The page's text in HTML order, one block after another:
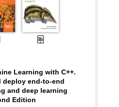
Learning with C++.
deploy end-to-end
and deep learning
Edition